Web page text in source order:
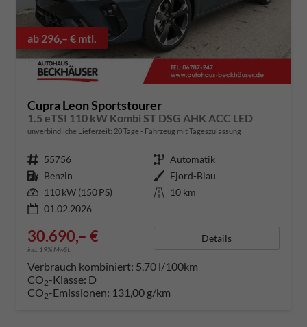
ab 296,– € mtl.
Cupra Leon Sportstourer
1.5 eTSI 110 kW Kombi ST DSG AHK ACC LED
unverbindliche Lieferzeit: 20 Tage Fahrzeug mit Tageszulassung
Fahrzeugnummer 55756 Getriebe Automatik
Kraftstoff Benzin Außenfarbe Fjord-Blau
Leistung 110 kW (150 PS) Kilometerstand 10 km
01.02.2026
30.690,– €
incl. 19% MwSt.
Details
Verbrauch kombiniert: 5,70 l/100km
CO2-Klasse: D
CO2-Emissionen: 131,00 g/km